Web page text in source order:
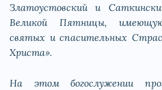
Златоустовский и
Великой Пятницы, имеющую
святых и спасительных
Христа».
На этом богослужении